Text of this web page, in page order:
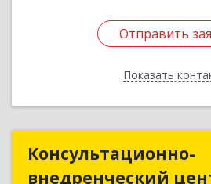
Отправить
Показать
Отправить
Назад
Консультационно-
внедренческий